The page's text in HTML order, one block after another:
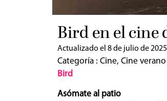
Bird en el cine
Actualizado el 8 de julio de 2025
Categoría : Cine, Cine verano
Bird
Asómate al patio